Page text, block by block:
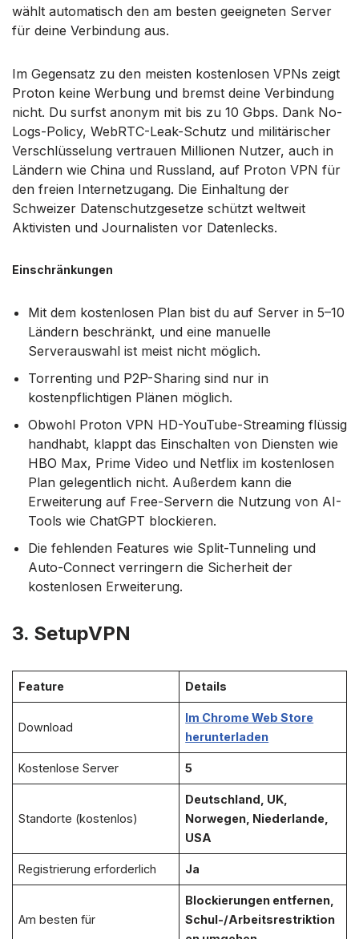
wählt automatisch den am besten geeigneten Server
für deine Verbindung aus.
Im Gegensatz zu den meisten kostenlosen VPNs zeigt
Proton keine Werbung und bremst deine Verbindung
nicht. Du surfst anonym mit bis zu 10 Gbps. Dank No-
Logs-Policy, WebRTC-Leak-Schutz und militärischer
Verschlüsselung vertrauen Millionen Nutzer, auch in
Ländern wie China und Russland, auf Proton VPN für
den freien Internetzugang. Die Einhaltung der
Schweizer Datenschutzgesetze schützt weltweit
Aktivisten und Journalisten vor Datenlecks.
Einschränkungen
Mit dem kostenlosen Plan bist du auf Server in 5–10
Ländern beschränkt, und eine manuelle
Serverauswahl ist meist nicht möglich.
Torrenting und P2P-Sharing sind nur in
kostenpflichtigen Plänen möglich.
Obwohl Proton VPN HD-YouTube-Streaming flüssig
handhabt, klappt das Einschalten von Diensten wie
HBO Max, Prime Video und Netflix im kostenlosen
Plan gelegentlich nicht. Außerdem kann die
Erweiterung auf Free-Servern die Nutzung von AI-
Tools wie ChatGPT blockieren.
Die fehlenden Features wie Split-Tunneling und
Auto-Connect verringern die Sicherheit der
kostenlosen Erweiterung.
3. SetupVPN
Feature Details
Download
Im Chrome Web Store
herunterladen
Kostenlose Server 5
Standorte (kostenlos)
Deutschland, UK,
Norwegen, Niederlande,
USA
Registrierung erforderlich Ja
Am besten für
Blockierungen entfernen,
Schul-/Arbeitsrestriktion